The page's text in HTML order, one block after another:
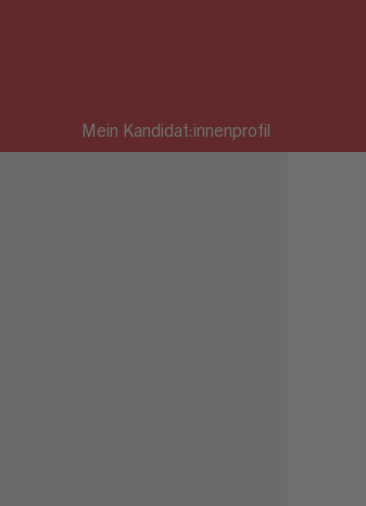
Mein Kandidat:innenprofil